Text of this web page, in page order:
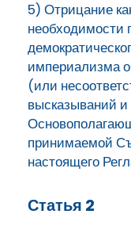
5) Отрицание
необходимости
империализма
(или
высказываний
принимаемой
настоящего
Статья 2